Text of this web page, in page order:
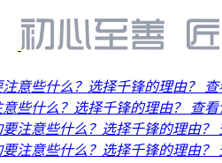
意些什么？选择千锋的理由？
些什么？选择千锋的理由？
查
注意些什么？选择千锋的理由？
注意些什么？选择千锋的理由？